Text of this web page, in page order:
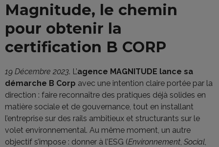
Magnitude, le chemin
pour obtenir la
certification B CORP
19 Décembre 2023. L’agence MAGNITUDE lance sa
démarche B Corp avec une intention claire portée par la
direction : faire reconnaître des pratiques déjà solides en
matière sociale et de gouvernance, tout en installant
l’entreprise sur des rails ambitieux et structurants sur le
volet environnemental. Au même moment, un autre
objectif s’impose : donner à l’ESG (Environnement Social